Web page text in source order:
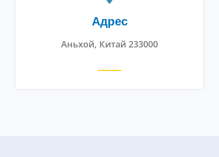
Адрес
Аньхой, Китай 233000